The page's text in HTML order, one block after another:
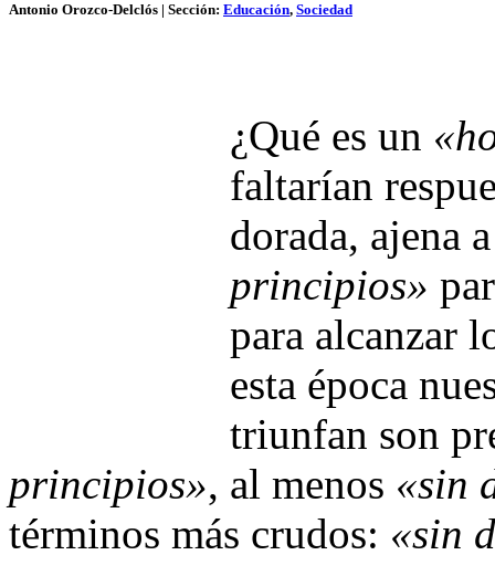
Antonio Orozco-Delclós | Sección: Educación, Sociedad
¿Qué es un
faltarían
dorada, ajena
principios»
para alcanzar
esta época
triunfan son
principios», al menos «sin
términos más crudos: «sin